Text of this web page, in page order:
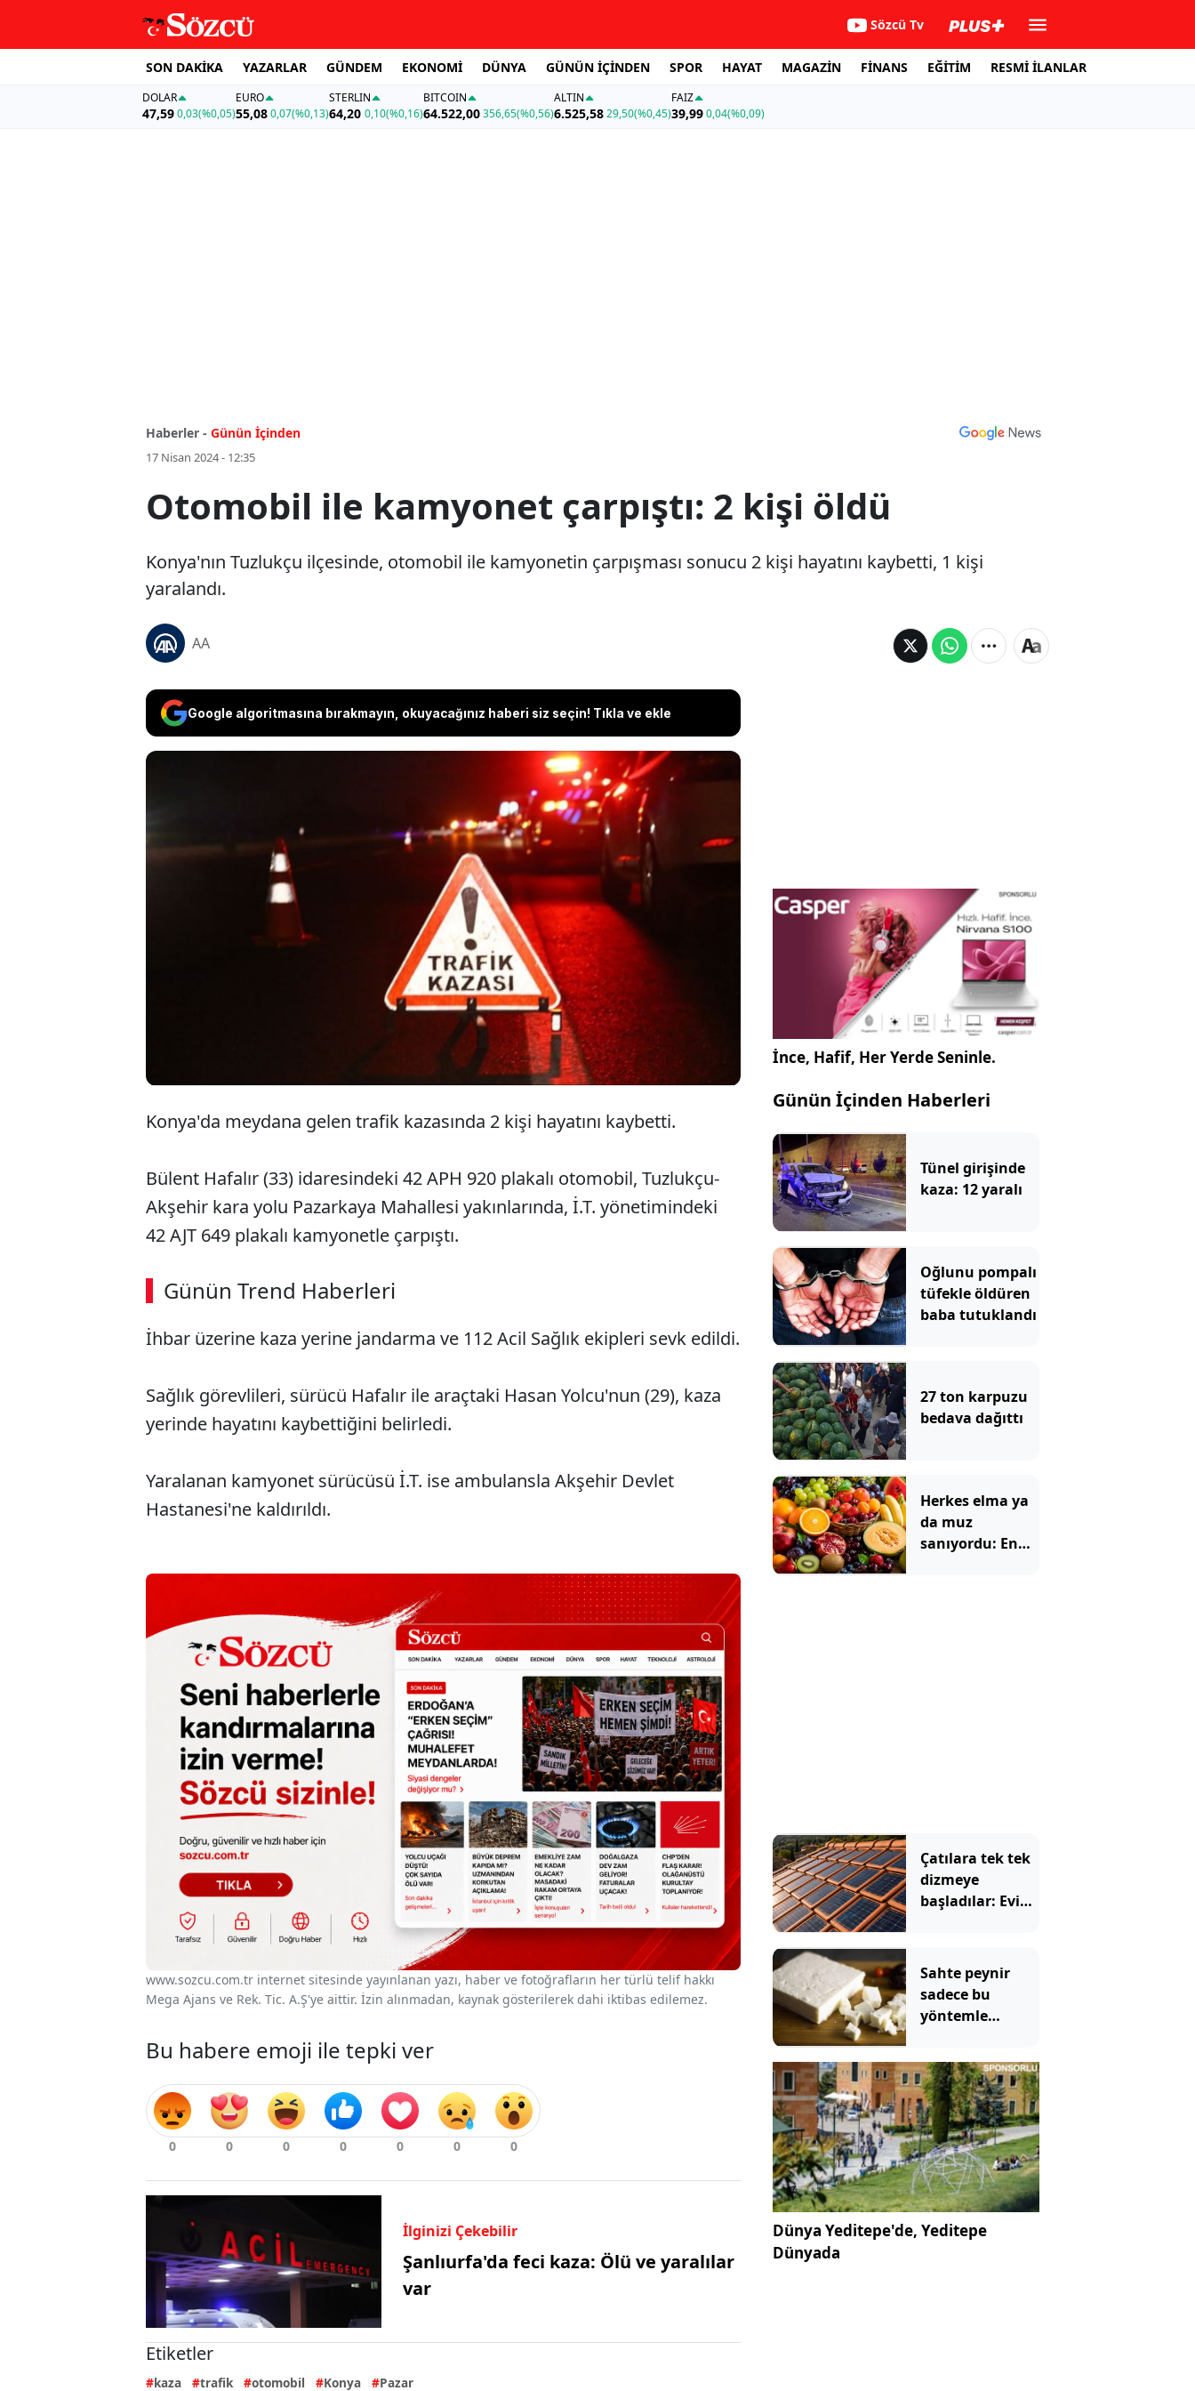
Sözcü Tv
SON DAKİKA YAZARLAR GÜNDEM EKONOMİ DÜNYA GÜNÜN İÇİNDEN SPOR HAYAT MAGAZİN FİNANS EĞİTİM RESMİ İLANLAR
DOLAR
47,590,03(%0,05)
EURO
55,08 0,07(%0,13)
STERLIN
64,20 0,10(%0,16)
BITCOIN
64.522,00356,65(%0,56)
ALTIN
6.525,5829,50(%0,45)
FAİZ
39,990,04(%0,09)
Haberler - Günün İçinden
17 Nisan 2024 - 12:35
Otomobil ile kamyonet çarpıştı: 2 kişi öldü
Konya'nın Tuzlukçu ilçesinde, otomobil ile kamyonetin çarpışması sonucu 2 kişi hayatını kaybetti, 1 kişi
yaralandı.
AA
Google algoritmasına bırakmayın, okuyacağınız haberi siz seçin! Tıkla ve ekle
Konya'nın Tuzlukçu ilçesinde, otomobil ile
kamyonetin çarpışması sonucu 2 kişi hayatını
kaybetti, 1 kişi yaralandı.
Konya'da meydana gelen trafik kazasında 2 kişi hayatını kaybetti.
Bülent Hafalır (33) idaresindeki 42 APH 920 plakalı otomobil, Tuzlukçu-
Akşehir kara yolu Pazarkaya Mahallesi yakınlarında, İ.T. yönetimindeki
42 AJT 649 plakalı kamyonetle çarpıştı.
Günün Trend Haberleri
SÖZCÜ SON DAKİKA
İhbar üzerine kaza yerine jandarma ve 112 Acil Sağlık ekipleri sevk edildi.
Sağlık görevlileri, sürücü Hafalır ile araçtaki Hasan Yolcu'nun (29), kaza
yerinde hayatını kaybettiğini belirledi.
Yaralanan kamyonet sürücüsü İ.T. ise ambulansla Akşehir Devlet
Hastanesi'ne kaldırıldı.
www.sozcu.com.tr internet sitesinde yayınlanan yazı, haber ve fotoğrafların her türlü telif hakkı
Mega Ajans ve Rek. Tic. A.Ş'ye aittir. İzin alınmadan, kaynak gösterilerek dahi iktibas edilemez.
Bu habere emoji ile tepki ver
İlginizi Çekebilir
Şanlıurfa'da feci kaza: Ölü ve yaralılar
var
Etiketler
kaza trafik otomobil Konya Pazar
İnce, Hafif, Her Yerde Seninle.
Günün İçinden Haberleri
Tünel girişinde
kaza: 12 yaralı
Oğlunu pompalı
tüfekle öldüren
baba tutuklandı
27 ton karpuzu
bedava dağıttı
Herkes elma ya
da muz
sanıyordu: En
Çatılara tek tek
dizmeye
başladılar: Evin
üretecek
Sahte peynir
sadece bu
yöntemle
Dünya Yeditepe'de, Yeditepe
Dünyada